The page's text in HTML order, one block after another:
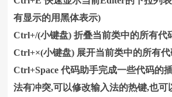
有显示的用黑体表示)
Ctrl+/(小键盘) 折叠当前类中的所有代
Ctrl+×(小键盘) 展开当前类中的所有代
Ctrl+Space 代码助手完成一些代码的
法有冲突,可以修改输入法的热键,也可